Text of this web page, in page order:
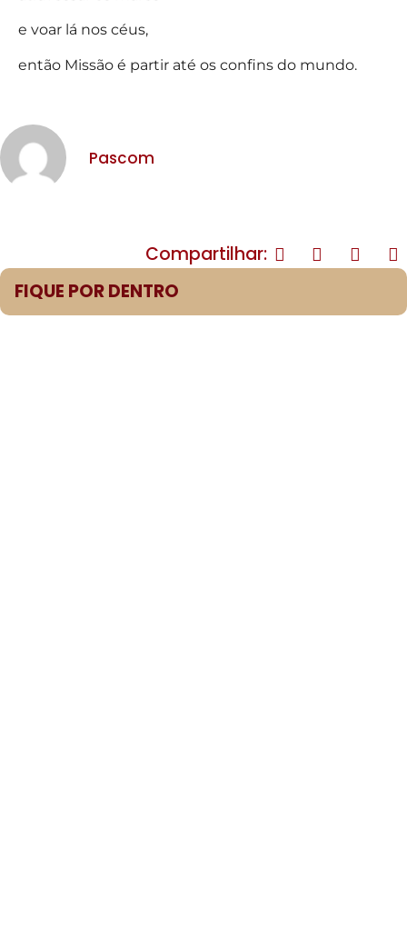
e voar lá nos céus,
então Missão é partir até os confins do mundo.
Pascom
Compartilhar:
FIQUE POR DENTRO